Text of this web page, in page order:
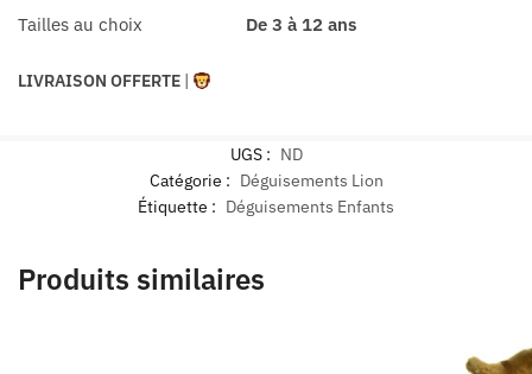
Tailles au choix
De 3 à 12 ans
LIVRAISON OFFERTE |
UGS : ND
Catégorie : Déguisements Lion
Étiquette : Déguisements Enfants
Produits similaires